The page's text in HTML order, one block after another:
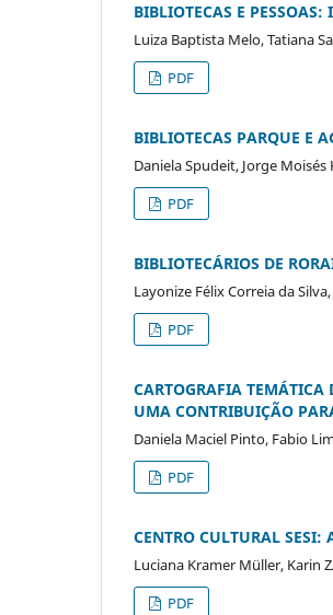
BIBLIOTECAS E
Luiza Baptista Melo, Tatiana
PDF
BIBLIOTECAS PARQUE E
Daniela Spudeit, Jorge
PDF
BIBLIOTECÁRIOS DE
Layonize Félix Correia da
PDF
CARTOGRAFIA
UMA CONTRIBUIÇÃO
Daniela Maciel Pinto, Fabio
PDF
CENTRO CULTURAL SESI:
Luciana Kramer Müller, Karin
PDF